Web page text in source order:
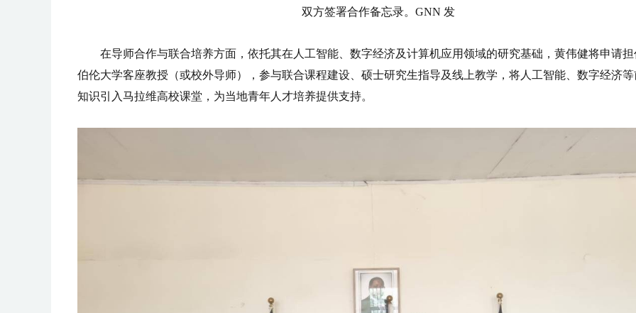
双方签署合作备忘录。GNN 发
在导师合作与联合培养方面，依托其在人工智能、数字经济及计算机应用领域的研究基础，黄伟健将申请
伯伦大学客座教授（或校外导师），参与联合课程建设、硕士研究生指导及线上教学，将人工智能、数字经济
知识引入马拉维高校课堂，为当地青年人才培养提供支持。